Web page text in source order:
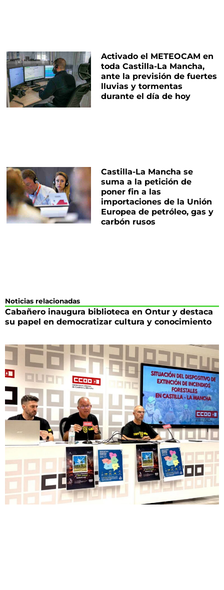
Activado el METEOCAM en
toda Castilla-La Mancha,
ante la previsión de fuertes
lluvias y tormentas
durante el día de hoy
Castilla-La Mancha se
suma a la petición de
poner fin a las
importaciones de la Unión
Europea de petróleo, gas y
carbón rusos
Noticias relacionadas
Cabañero inaugura biblioteca en Ontur y destaca
su papel en democratizar cultura y conocimiento